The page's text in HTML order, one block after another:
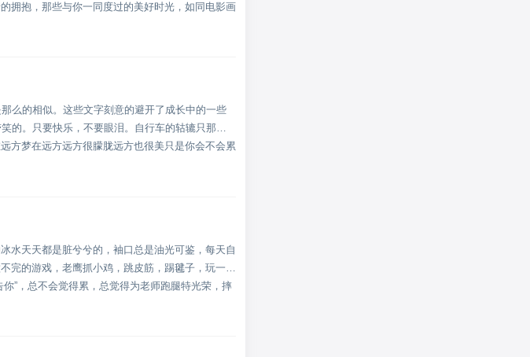
拥抱，那些与你一同度过的美好时光，如同电影画
么的相似。这些文字刻意的避开了成长中的一些
的。只要快乐，不要眼泪。自行车的轱辘只那么
方梦在远方远方很朦胧远方也很美只是你会不会累
水天天都是脏兮兮的，袖口总是油光可鉴，每天自
完的游戏，老鹰抓小鸡，跳皮筋，踢毽子，玩一万
”，总不会觉得累，总觉得为老师跑腿特光荣，摔